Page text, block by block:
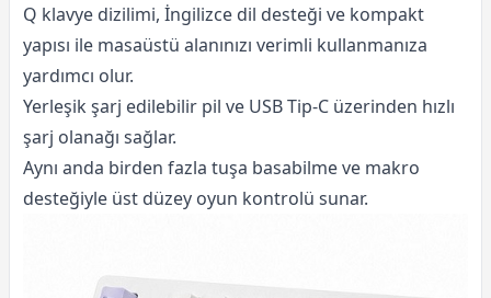
Q klavye dizilimi, İngilizce dil desteği ve kompakt
yapısı ile masaüstü alanınızı verimli kullanmanıza
yardımcı olur.
Yerleşik şarj edilebilir pil ve USB Tip-C üzerinden hızlı
şarj olanağı sağlar.
Aynı anda birden fazla tuşa basabilme ve makro
desteğiyle üst düzey oyun kontrolü sunar.